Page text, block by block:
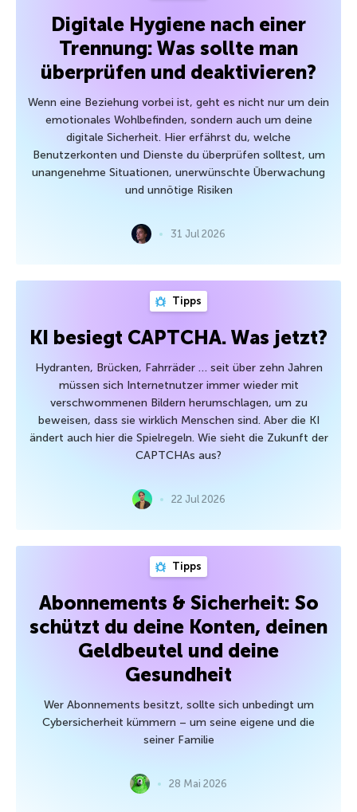
Digitale Hygiene nach einer
Trennung: Was sollte man
überprüfen und deaktivieren?
Wenn eine Beziehung vorbei ist, geht es nicht nur um dein
emotionales Wohlbefinden, sondern auch um deine
digitale Sicherheit. Hier erfährst du, welche
Benutzerkonten und Dienste du überprüfen solltest, um
unangenehme Situationen, unerwünschte Überwachung
und unnötige Risiken
31 Jul 2026
Tipps
KI besiegt CAPTCHA. Was jetzt?
Hydranten, Brücken, Fahrräder … seit über zehn Jahren
müssen sich Internetnutzer immer wieder mit
verschwommenen Bildern herumschlagen, um zu
beweisen, dass sie wirklich Menschen sind. Aber die KI
ändert auch hier die Spielregeln. Wie sieht die Zukunft der
CAPTCHAs aus?
22 Jul 2026
Tipps
Abonnements & Sicherheit: So
schützt du deine Konten, deinen
Geldbeutel und deine
Gesundheit
Wer Abonnements besitzt, sollte sich unbedingt um
Cybersicherheit kümmern – um seine eigene und die
seiner Familie
28 Mai 2026